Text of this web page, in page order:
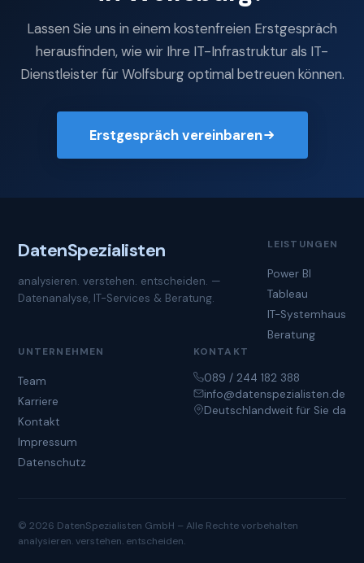
Lassen Sie uns in einem kostenfreien Erstgespräch
herausfinden, wie wir Ihre IT-Infrastruktur als IT-
Dienstleister für Wolfsburg optimal betreuen können.
Erstgespräch vereinbaren
DatenSpezialisten
analysieren. verstehen. entscheiden. —
Datenanalyse, IT-Services & Beratung.
LEISTUNGEN
Power BI
Tableau
IT-Systemhaus
Beratung
UNTERNEHMEN
Team
Karriere
Kontakt
Impressum
Datenschutz
KONTAKT
089 / 244 182 388
info@datenspezialisten.de
Deutschlandweit für Sie da
© 2026 DatenSpezialisten GmbH – Alle Rechte vorbehalten
analysieren. verstehen. entscheiden.